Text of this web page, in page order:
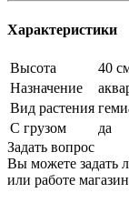
Характеристики
Высота
40
Назначение
Вид растения
С грузом
да
Задать вопрос
Вы можете задать
или работе